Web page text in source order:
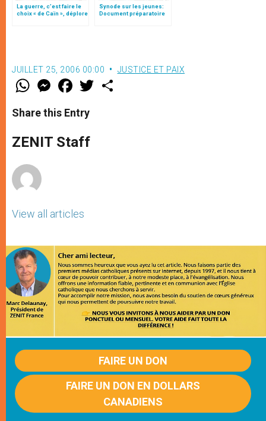
La guerre, c’est faire le
choix « de Caïn », déplore
Synode sur les jeunes:
Document préparatoire
(texte intégral)
JUILLET 25, 2006 00:00 JUSTICE ET PAIX
W
t
s
p
p
M
e
s
e
g
e
F
a
e
b
o
k
w
Share this Entry
ZENIT Staff
View all articles
FAIRE UN DON
FAIRE UN DON EN DOLLARS
CANADIENS